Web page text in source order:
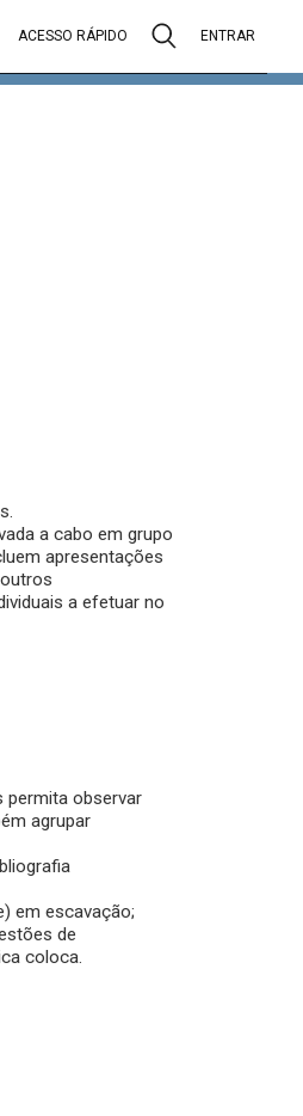
ACESSO RÁPIDO ENTRAR
a cabo em grupo
apresentações
a efetuar no
permita observar
agrupar
em escavação;
de
coloca.